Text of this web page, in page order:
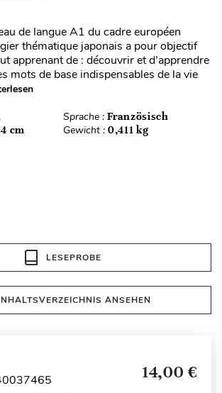
de langue A1 du cadre européen
thématique japonais a pour objectif
apprenant de : découvrir et d’apprendre
mots de base indispensables de la vie
Sprache : Französisch
cm Gewicht : 0,411 kg
LESEPROBE
ANSEHEN
14,00 €